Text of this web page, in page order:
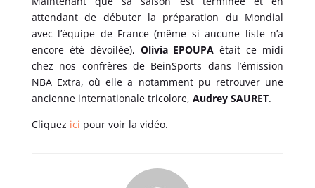
attendant de débuter la préparation du Mondial
avec l’équipe de France (même si aucune liste n’a
encore été dévoilée), Olivia EPOUPA était ce midi
chez nos confrères de BeinSports dans l’émission
NBA Extra, où elle a notamment pu retrouver une
ancienne internationale tricolore, Audrey SAURET.
Cliquez ici pour voir la vidéo.